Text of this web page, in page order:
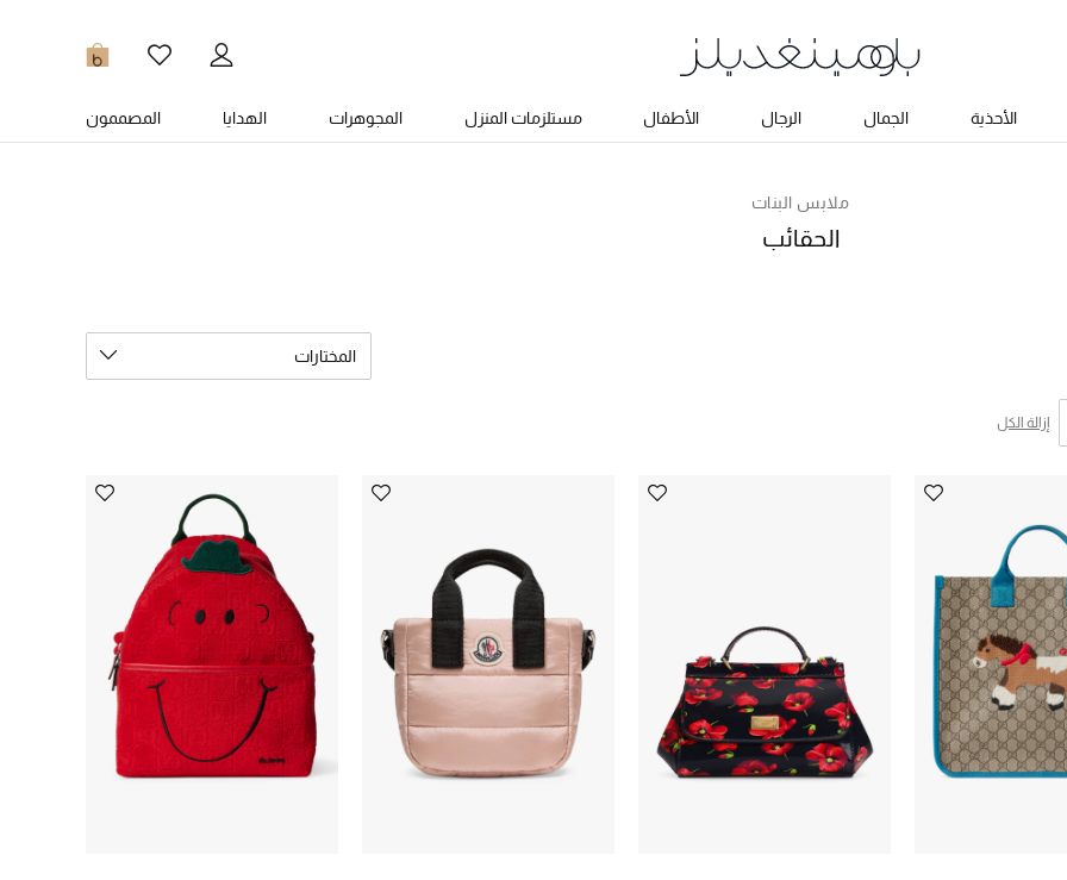
0
الأحذية الجمال الرجال الأطفال مستلزمات المنزل المجوهرات الهدايا المصممون
ملابس البنات
الحقائب
المختارات
البحث النوع المحدد
إزالة الكل